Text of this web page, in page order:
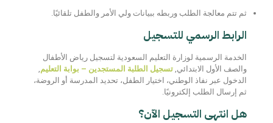
ثم تتم معالجة الطلب وربطه ببيانات ولي الأمر والطفل تلقائيًا.
الرابط الرسمي للتسجيل
الخدمة الرسمية لوزارة التعليم السعودية لتسجيل رياض الأطفال
والصف الأول الابتدائي, تسجيل الطلبة المستجدين – بوابة التعليم,
الدخول عبر نفاذ الوطني، اختيار الطفل، تحديد المدرسة أو الروضة،
ثم إرسال الطلب إلكترونيًا.
هل انتهى التسجيل الآن؟